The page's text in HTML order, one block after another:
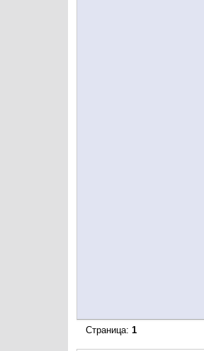
Страница: 1